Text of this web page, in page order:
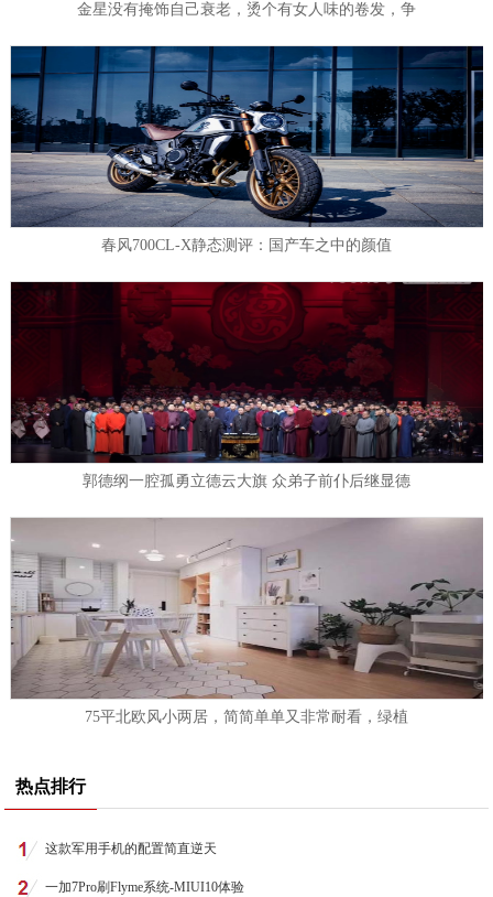
金星没有掩饰自己衰老，烫个有女人味的卷发，争
春风700CL-X静态测评：国产车之中的颜值
郭德纲一腔孤勇立德云大旗 众弟子前仆后继显德
75平北欧风小两居，简简单单又非常耐看，绿植
热点排行
这款军用手机的配置简直逆天
一加7Pro刷Flyme系统-MIUI10体验